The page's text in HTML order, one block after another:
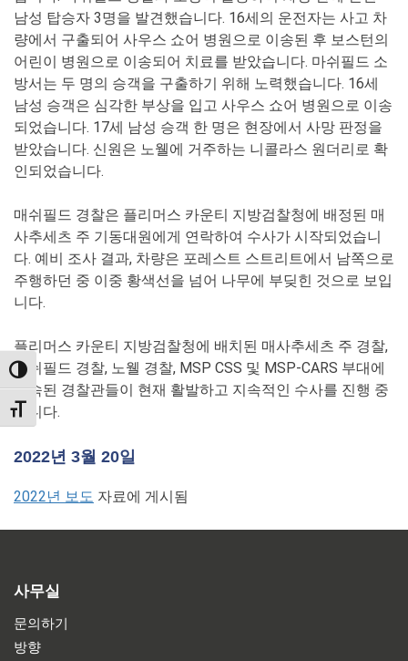
TOGGLE HIGH CONTRAST
TOGGLE FONT SIZE
남성 탑승자 3명을 발견했습니다. 16세의 운전자는 사고 차
량에서 구출되어 사우스 쇼어 병원으로 이송된 후 보스턴의
어린이 병원으로 이송되어 치료를 받았습니다. 마쉬필드 소
방서는 두 명의 승객을 구출하기 위해 노력했습니다. 16세
남성 승객은 심각한 부상을 입고 사우스 쇼어 병원으로 이송
되었습니다. 17세 남성 승객 한 명은 현장에서 사망 판정을
받았습니다. 신원은 노웰에 거주하는 니콜라스 원더리로 확
인되었습니다.
매쉬필드 경찰은 플리머스 카운티 지방검찰청에 배정된 매
사추세츠 주 기동대원에게 연락하여 수사가 시작되었습니
다. 예비 조사 결과, 차량은 포레스트 스트리트에서 남쪽으로
주행하던 중 이중 황색선을 넘어 나무에 부딪힌 것으로 보입
니다.
플리머스 카운티 지방검찰청에 배치된 매사추세츠 주 경찰,
마쉬필드 경찰, 노웰 경찰, MSP CSS 및 MSP-CARS 부대에
소속된 경찰관들이 현재 활발하고 지속적인 수사를 진행 중
입니다.
2022년 3월 20일
2022년 보도 자료에 게시됨
사무실
문의하기
방향